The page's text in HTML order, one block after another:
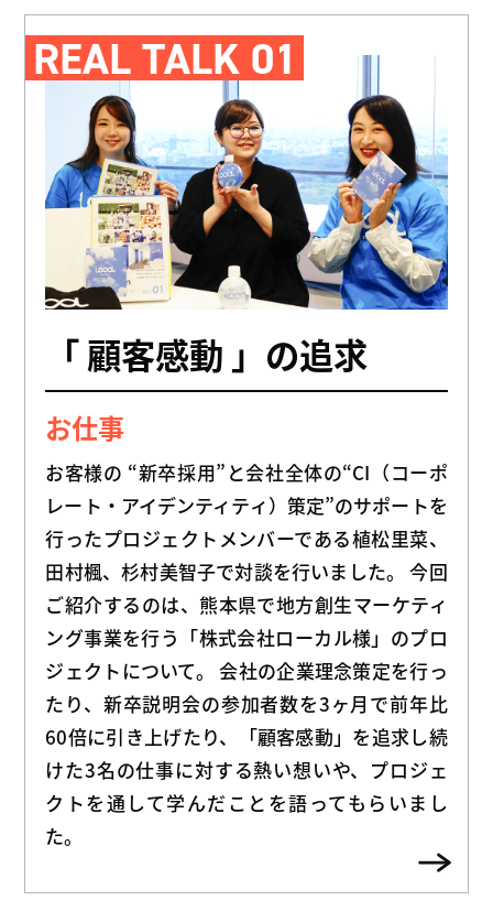
REAL TALK 01
「 顧客感動 」の追求
お仕事
お客様の “新卒採用”と会社全体の“CI（コーポ
レート・アイデンティティ）策定”のサポートを
行ったプロジェクトメンバーである植松里菜、
田村楓、杉村美智子で対談を行いました。 今回
ご紹介するのは、熊本県で地方創生マーケティ
ング事業を行う「株式会社ローカル様」のプロ
ジェクトについて。 会社の企業理念策定を行っ
たり、新卒説明会の参加者数を3ヶ月で前年比
60倍に引き上げたり、「顧客感動」を追求し続
けた3名の仕事に対する熱い想いや、プロジェ
クトを通して学んだことを語ってもらいまし
た。